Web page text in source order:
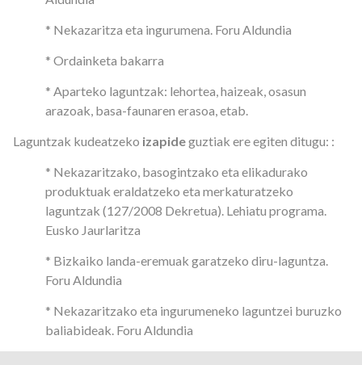
* Nekazaritza eta ingurumena. Foru Aldundia
* Ordainketa bakarra
* Aparteko laguntzak: lehortea, haizeak, osasun
arazoak, basa-faunaren erasoa, etab.
Laguntzak kudeatzeko izapideguztiak ere egiten ditugu: :
* Nekazaritzako, basogintzako eta elikadurako
produktuak eraldatzeko eta merkaturatzeko
laguntzak (127/2008 Dekretua). Lehiatu programa.
Eusko Jaurlaritza
* Bizkaiko landa-eremuak garatzeko diru-laguntza.
Foru Aldundia
* Nekazaritzako eta ingurumeneko laguntzei buruzko
baliabideak. Foru Aldundia